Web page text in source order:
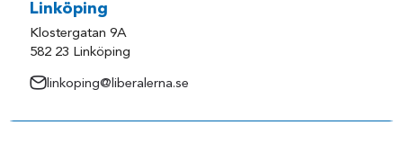
Linköping
Klostergatan 9A
582 23 Linköping
linkoping@liberalerna.se